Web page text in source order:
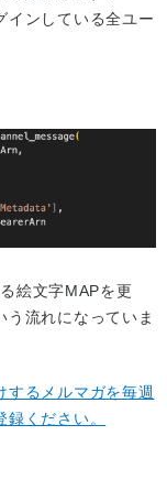
インしている全ユー
絵文字MAPを更
う流れになっていま
するメルマガを毎週
ください。